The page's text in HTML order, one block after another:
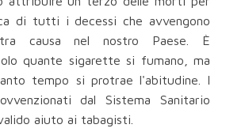
di tutti i decessi che avvengono
causa nel nostro Paese. È
quante sigarette si fumano, ma
tempo si protrae l'abitudine. I
dal Sistema Sanitario
aiuto ai tabagisti.